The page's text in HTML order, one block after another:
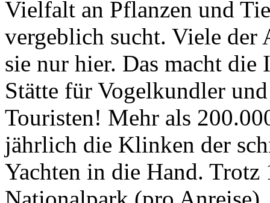
sie nur hier. Das macht die
Stätte für Vogelkundler
Touristen! Mehr als
jährlich die Klinken der
Yachten in die Hand.
Nationalpark (pro
Dollar steigen sollen.